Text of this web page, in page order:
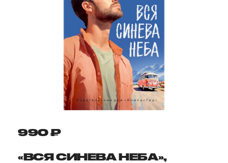
990 ₽
«ВСЯ СИНЕВА НЕБА»,